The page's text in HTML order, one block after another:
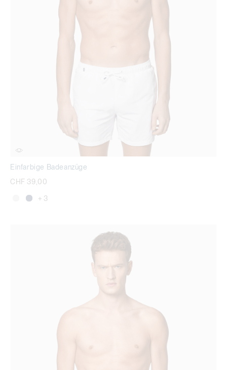
Einfarbige Badeanzüge
CHF 39,00
+ 3